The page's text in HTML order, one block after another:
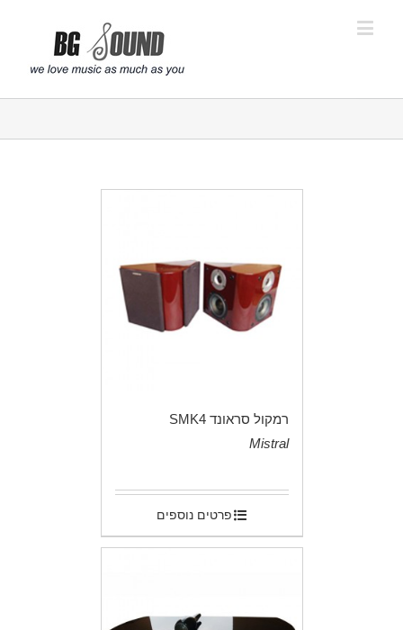
רמקול סראונד SMK4
Mistral
פרטים נוספים